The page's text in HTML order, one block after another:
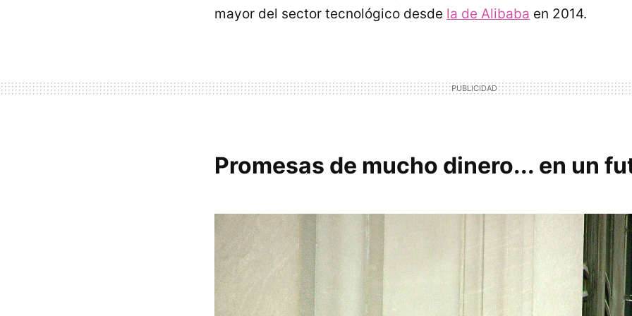
mayor del sector tecnológico desde la de Alibaba en 2014.
Promesas de mucho dinero... en un